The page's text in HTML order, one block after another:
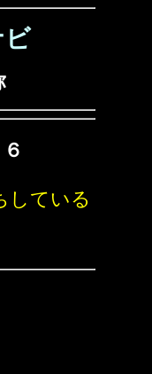
ビ
している